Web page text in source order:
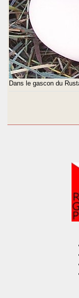
Dans le gascon du